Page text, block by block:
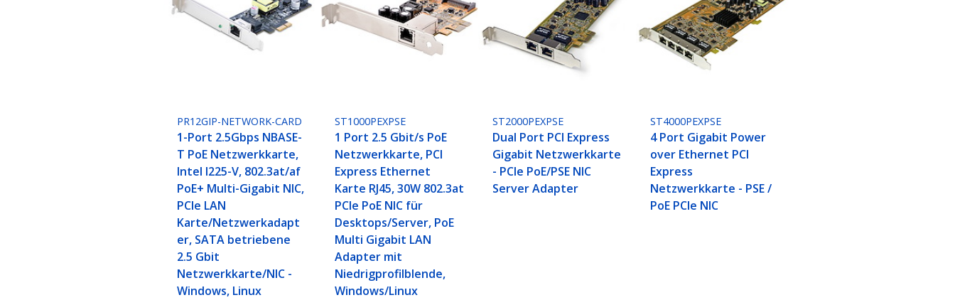
PR12GIP-NETWORK-CARD
1-Port 2.5Gbps NBASE-
T PoE Netzwerkkarte,
Intel I225-V, 802.3at/af
PoE+ Multi-Gigabit NIC,
PCIe LAN
Karte/Netzwerkadapt
er, SATA betriebene
2.5 Gbit
Netzwerkkarte/NIC -
Windows, Linux
ST1000PEXPSE
1 Port 2.5 Gbit/s PoE
Netzwerkkarte, PCI
Express Ethernet
Karte RJ45, 30W 802.3at
PCIe PoE NIC für
Desktops/Server, PoE
Multi Gigabit LAN
Adapter mit
Niedrigprofilblende,
Windows/Linux
ST2000PEXPSE
Dual Port PCI Express
Gigabit Netzwerkkarte
- PCIe PoE/PSE NIC
Server Adapter
ST4000PEXPSE
4 Port Gigabit Power
over Ethernet PCI
Express
Netzwerkkarte - PSE /
PoE PCIe NIC